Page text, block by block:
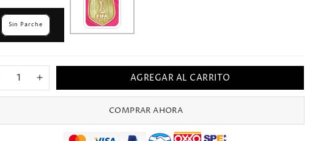
Sin Parche
Reducir
Aumentar
cantidad
Jersey
2014/15
AGREGAR AL CARRITO
COMPRAR AHORA